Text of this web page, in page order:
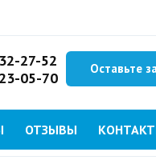
27-52
05-70 Оставьте
ОТЗЫВЫ